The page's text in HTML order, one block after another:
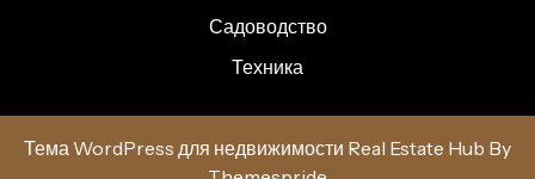
Садоводство
Техника
Тема WordPress для недвижимости Real Estate Hub By